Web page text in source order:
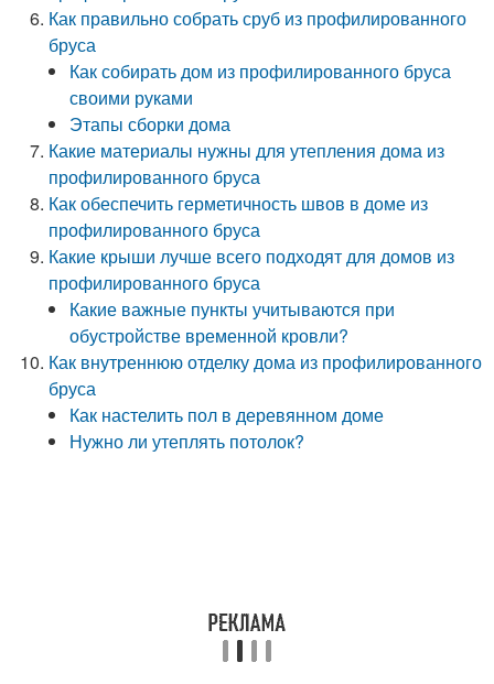
Как правильно собрать сруб из профилированного
бруса
Как собирать дом из профилированного бруса
своими руками
Этапы сборки дома
Какие материалы нужны для утепления дома из
профилированного бруса
Как обеспечить герметичность швов в доме из
профилированного бруса
Какие крыши лучше всего подходят для домов из
профилированного бруса
Какие важные пункты учитываются при
обустройстве временной кровли?
Как внутреннюю отделку дома из профилированного
бруса
Как настелить пол в деревянном доме
Нужно ли утеплять потолок?